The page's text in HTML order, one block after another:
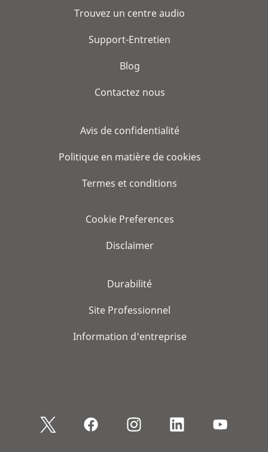
Trouvez un centre audio
Support-Entretien
Blog
Contactez nous
Avis de confidentialité
Politique en matière de cookies
Termes et conditions
Cookie Preferences
Disclaimer
Durabilité
Site Professionnel
Information d'entreprise